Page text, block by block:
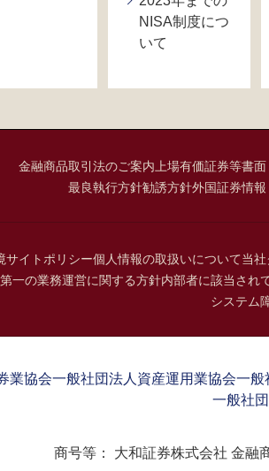
NISA制度につ
いて
金融商品取引法のご案内 上場有価証券等書
最良執行方針勧誘方針外国証券情
サイトポリシー個人情報の取扱いについて当
一の業務運営に関する方針内部者に該当され
システム
業協会一般社団法人資産運用業協会一般
一般社
商号等： 大和証券株式会社 金融